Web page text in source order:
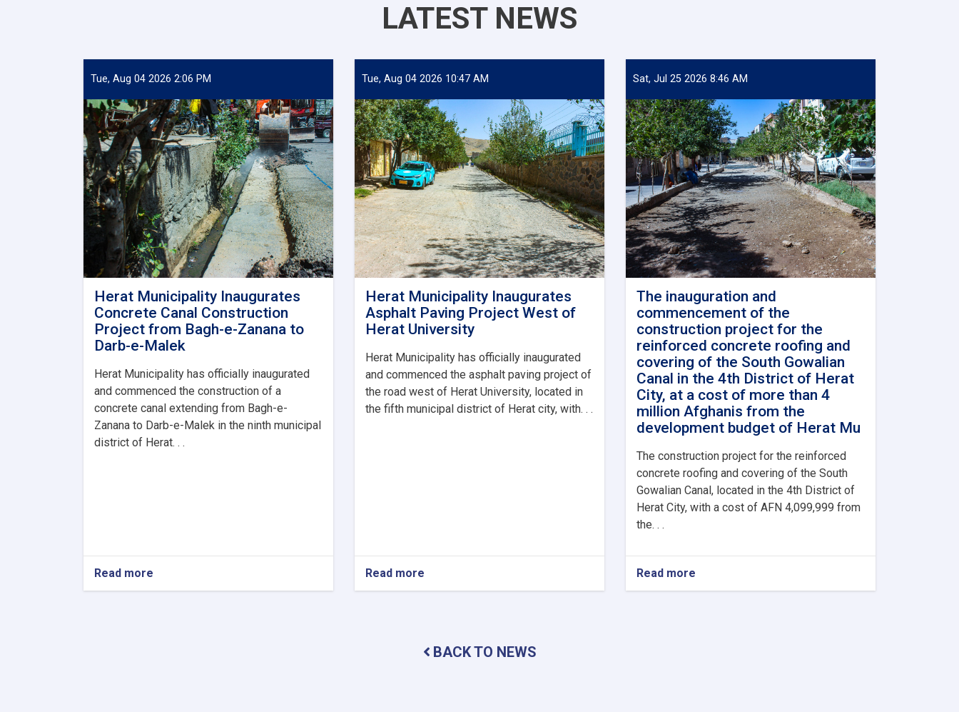
LATEST NEWS
Tue, Aug 04 2026 2:06 PM
Herat Municipality Inaugurates
Concrete Canal Construction
Project from Bagh-e-Zanana to
Darb-e-Malek
Herat Municipality has officially inaugurated
and commenced the construction of a
concrete canal extending from Bagh-e-
Zanana to Darb-e-Malek in the ninth municipal
district of Herat. . .
Read more
Herat
Tue, Aug 04 2026 10:47 AM
Herat Municipality Inaugurates
Asphalt Paving Project West of
Herat University
Herat Municipality has officially inaugurated
and commenced the asphalt paving project of
the road west of Herat University, located in
the fifth municipal district of Herat city, with. . .
Read more
Herat
Paving
Project
Sat, Jul 25 2026 8:46 AM
The inauguration and
commencement of the
construction project for the
reinforced concrete roofing and
covering of the South Gowalian
Canal in the 4th District of Herat
City, at a cost of more than 4
million Afghanis from the
development budget of Herat Mu
The construction project for the reinforced
concrete roofing and covering of the South
Gowalian Canal, located in the 4th District of
Herat City, with a cost of AFN 4,099,999 from
the. . .
Read more
The
BACK TO NEWS